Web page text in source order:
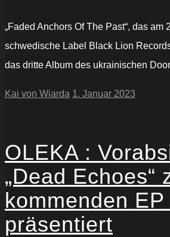
„Faded Anchors Of The Past“, das am
schwedische Label Black Lion
das dritte Album des ukrainischen
Kai von Wiarda 1. Januar 2023
OLEKA :
„Dead Echoes“
kommenden
präsentiert